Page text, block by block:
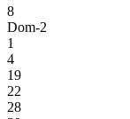
8
Dom-2
1
4
19
22
28